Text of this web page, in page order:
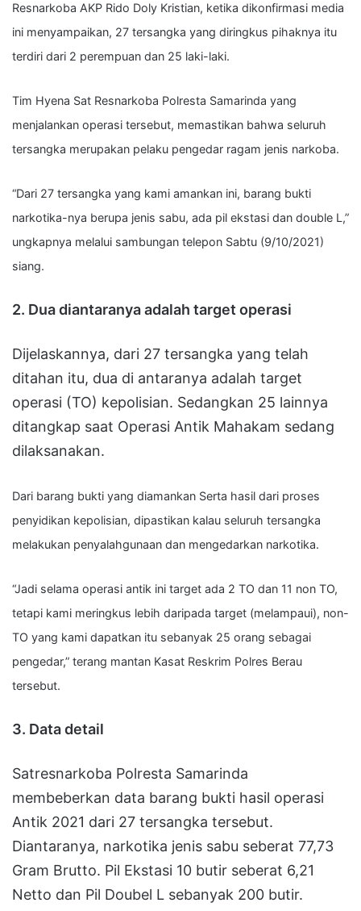
Resnarkoba AKP Rido Doly Kristian, ketika dikonfirmasi media
ini menyampaikan, 27 tersangka yang diringkus pihaknya itu
terdiri dari 2 perempuan dan 25 laki-laki.
Tim Hyena Sat Resnarkoba Polresta Samarinda yang
menjalankan operasi tersebut, memastikan bahwa seluruh
tersangka merupakan pelaku pengedar ragam jenis narkoba.
“Dari 27 tersangka yang kami amankan ini, barang bukti
narkotika-nya berupa jenis sabu, ada pil ekstasi dan double L,”
ungkapnya melalui sambungan telepon Sabtu (9/10/2021)
siang.
2. Dua diantaranya adalah target operasi
Dijelaskannya, dari 27 tersangka yang telah
ditahan itu, dua di antaranya adalah target
operasi (TO) kepolisian. Sedangkan 25 lainnya
ditangkap saat Operasi Antik Mahakam sedang
dilaksanakan.
Dari barang bukti yang diamankan Serta hasil dari proses
penyidikan kepolisian, dipastikan kalau seluruh tersangka
melakukan penyalahgunaan dan mengedarkan narkotika.
“Jadi selama operasi antik ini target ada 2 TO dan 11 non TO,
tetapi kami meringkus lebih daripada target (melampaui), non-
TO yang kami dapatkan itu sebanyak 25 orang sebagai
pengedar,” terang mantan Kasat Reskrim Polres Berau
tersebut.
3. Data detail
Satresnarkoba Polresta Samarinda
membeberkan data barang bukti hasil operasi
Antik 2021 dari 27 tersangka tersebut.
Diantaranya, narkotika jenis sabu seberat 77,73
Gram Brutto. Pil Ekstasi 10 butir seberat 6,21
Netto dan Pil Doubel L sebanyak 200 butir.